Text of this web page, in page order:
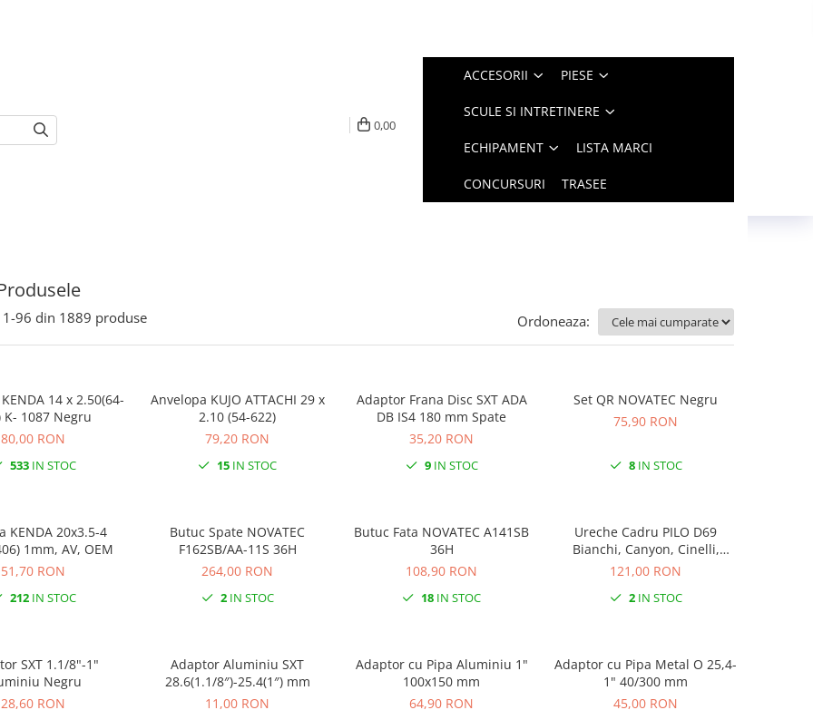
0,00
ACCESORII PIESE
SCULE SI INTRETINERE
ECHIPAMENT LISTA MARCI
CONCURSURI TRASEE
1-96 din 1889 produse Ordoneaza:
14 x 2.50(64-
254) K- 1087 Negru
80,00 RON
533IN STOC
Anvelopa KUJO ATTACHI 29 x
2.10 (54-622)
79,20 RON
15 IN STOC
Adaptor Frana Disc SXT ADA
DB IS4 180 mm Spate
35,20 RON
9IN STOC
Set QR NOVATEC Negru
75,90 RON
8IN STOC
KENDA 20x3.5-4
1mm, AV, OEM
51,70 RON
212IN STOC
Butuc Spate NOVATEC
F162SB/AA-11S 36H
264,00 RON
2IN STOC
Butuc Fata NOVATEC A141SB
36H
108,90 RON
18 IN STOC
Ureche Cadru PILO D69
Bianchi, Canyon, Cinelli,
Haibike, Kona, Ridley, Stevens,
121,00 RON
2IN STOC
8"-1"
Negru
28,60 RON
Adaptor Aluminiu SXT
28.6(1.1/8″)-25.4(1″) mm
11,00 RON
Adaptor cu Pipa Aluminiu 1"
100x150 mm
64,90 RON
Adaptor cu Pipa Metal O 25,4-
1" 40/300 mm
45,00 RON